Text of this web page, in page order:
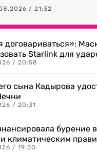
/ 21:32
договариваться»:
Starlink для
/ 20:58
сына Кадырова
/ 20:31
бурение
климатическим
/ 19:50